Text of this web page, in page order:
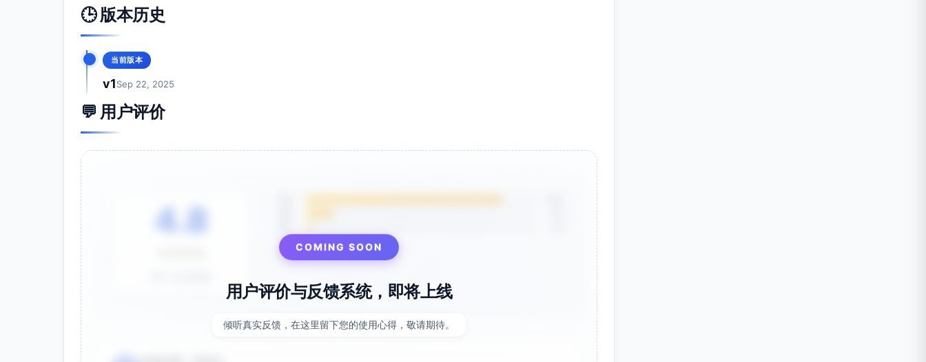
🕒 版本历史
当前版本
v1Sep 22, 2025
💬 用户评价
4.8
COMING SOON
用户评价与反馈系统，即将上线
倾听真实反馈，在这里留下您的使用心得，敬请期待。